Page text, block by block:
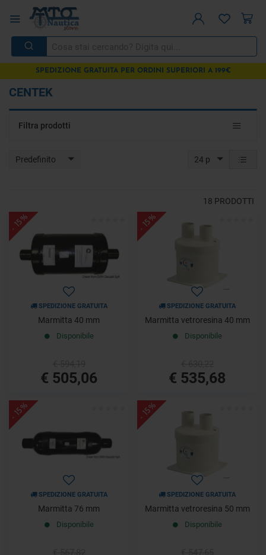
SPEDIZIONE GRATUITA PER ORDINI SUPERIORI A 199€
CENTEK
Toggle
Filtra prodotti
Predefinito 24 p
18 PRODOTTI
- 15%
SPEDIZIONE GRATUITA
Marmitta 40 mm
Disponibile
€ 505,06
- 15%
SPEDIZIONE GRATUITA
Marmitta vetroresina 40 mm
Disponibile
€ 535,68
- 15%
SPEDIZIONE GRATUITA
Marmitta 76 mm
Disponibile
- 15%
SPEDIZIONE GRATUITA
Marmitta vetroresina 50 mm
Disponibile